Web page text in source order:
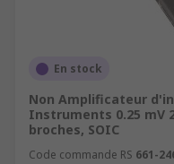
En stock
Non Amplificateur
Instruments 0.25 mV
broches, SOIC
Code commande RS 661-